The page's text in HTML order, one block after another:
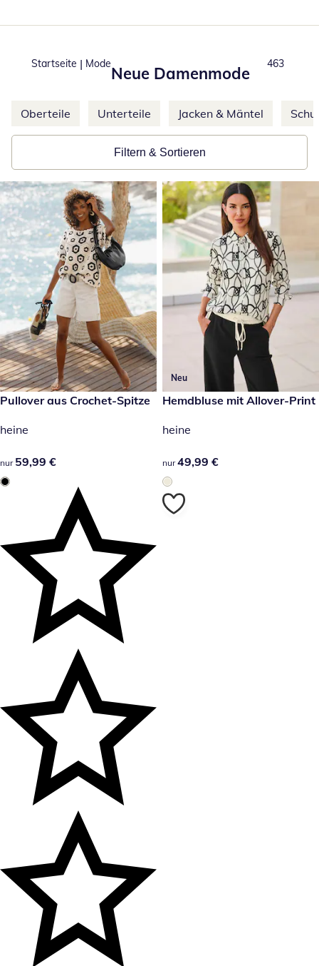
Startseite | Mode
Neue Damenmode
Produkte
463
Weitere Kategorien überspringen
Oberteile Unterteile Jacken & Mäntel
Filtern & Sortieren
59,99 €
Pullover aus Crochet-Spitze
heine
59,99 €
nur 59,99 €
Neu
49,99 €
Hemdbluse mit Allover-Print
heine
49,99 €
nur 49,99 €